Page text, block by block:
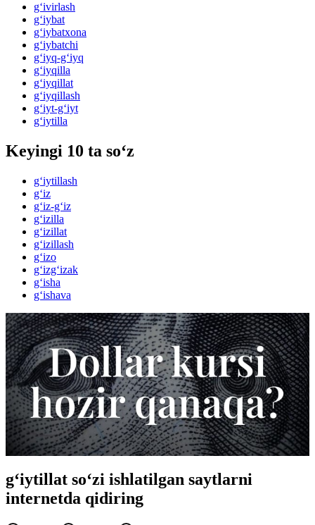
g‘ivirlash
g‘iybat
g‘iybatxona
g‘iybatchi
g‘iyq-g‘iyq
g‘iyqilla
g‘iyqillat
g‘iyqillash
g‘iyt-g‘iyt
g‘iytilla
Keyingi 10 ta so‘z
g‘iytillash
g‘iz
g‘iz-g‘iz
g‘izilla
g‘izillat
g‘izillash
g‘izo
g‘izg‘izak
g‘isha
g‘ishava
g‘iytillat so‘zi ishlatilgan saytlarni
internetda qidiring